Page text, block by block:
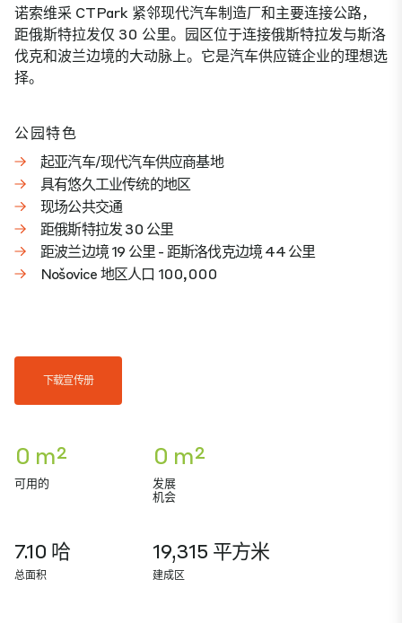
诺索维采 CTPark 紧邻现代汽车制造厂和主要连接公路，
距俄斯特拉发仅 30 公里。园区位于连接俄斯特拉发与斯洛
伐克和波兰边境的大动脉上。它是汽车供应链企业的理想选
择。
公园特色
起亚汽车/现代汽车供应商基地
具有悠久工业传统的地区
现场公共交通
距俄斯特拉发 30 公里
距波兰边境 19 公里 - 距斯洛伐克边境 44 公里
Nošovice 地区人口 100,000
下载宣传册
0 m²
可用的
0 m²
发展
机会
7.10 哈
总面积
19,315 平方米
建成区